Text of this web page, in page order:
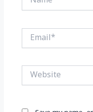
Email*
Website